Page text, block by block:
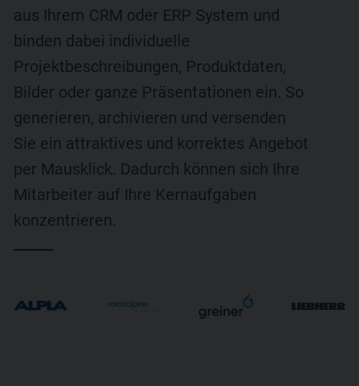
aus Ihrem CRM oder ERP System und
binden dabei individuelle
Projektbeschreibungen, Produktdaten,
Bilder oder ganze Präsentationen ein. So
generieren, archivieren und versenden
Sie ein attraktives und korrektes Angebot
per Mausklick. Dadurch können sich Ihre
Mitarbeiter auf Ihre Kernaufgaben
konzentrieren.